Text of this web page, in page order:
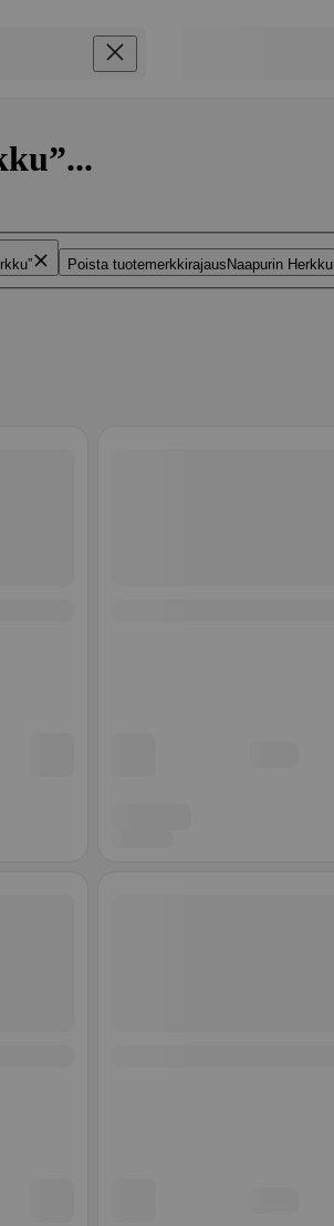
Poista tuotemerkkirajaus Naapurin Herkku